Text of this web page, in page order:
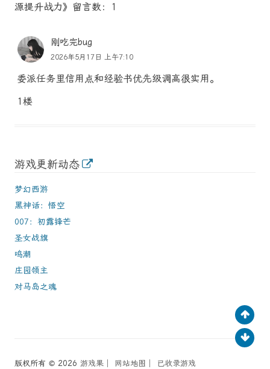
源提升战力》留言数：1
刚吃完bug
2026年5月17日 上午7:10
委派任务里信用点和经验书优先级调高很实用。
1楼
游戏更新动态
梦幻西游
黑神话：悟空
007：初露锋芒
圣女战旗
鸣潮
庄园领主
对马岛之魂
版权所有 © 2026 游戏果 网站地图 已收录游戏